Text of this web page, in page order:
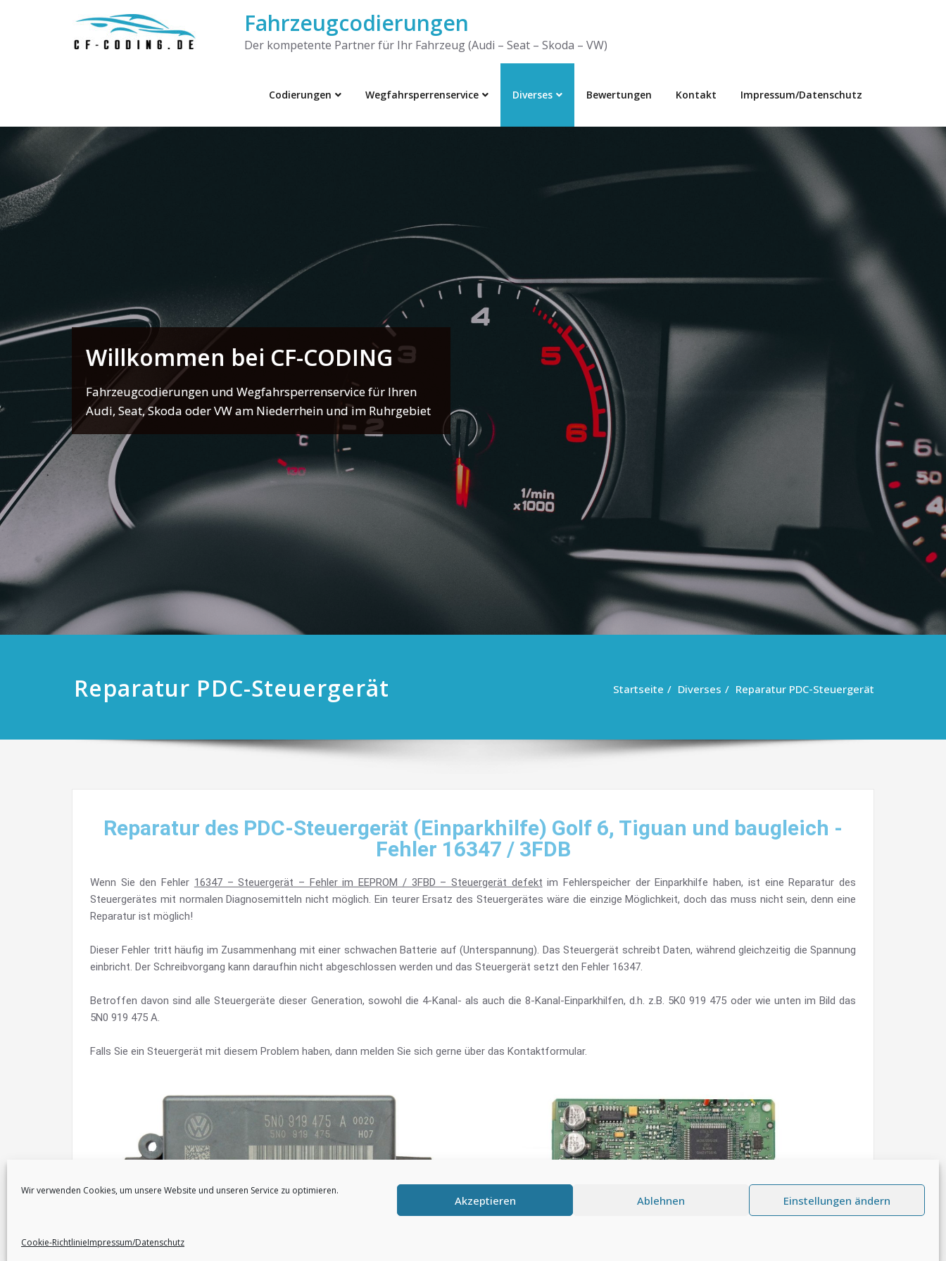
Wir verwenden Cookies, um unsere Website und unseren Service zu optimieren.
Akzeptieren Ablehnen Einstellungen ändern
Cookie-RichtlinieImpressum/Datenschutz
Fahrzeugcodierungen
Der kompetente Partner für Ihr Fahrzeug (Audi – Seat – Skoda – VW)
Codierungen Wegfahrsperrenservice Diverses Bewertungen Kontakt Impressum/Datenschutz
Willkommen bei CF-CODING
Fahrzeugcodierungen und Wegfahrsperrenservice für Ihren
Audi, Seat, Skoda oder VW am Niederrhein und im Ruhrgebiet
Reparatur PDC-Steuergerät Startseite Diverses Reparatur PDC-Steuergerät
Reparatur des PDC-Steuergerät (Einparkhilfe) Golf 6, Tiguan und baugleich -
Fehler 16347 / 3FDB
Wenn Sie den Fehler 16347 – Steuergerät – Fehler im EEPROM / 3FBD – Steuergerät defekt im Fehlerspeicher der Einparkhilfe haben, ist eine Reparatur des
Steuergerätes mit normalen Diagnosemitteln nicht möglich. Ein teurer Ersatz des Steuergerätes wäre die einzige Möglichkeit, doch das muss nicht sein, denn eine
Reparatur ist möglich!
Dieser Fehler tritt häufig im Zusammenhang mit einer schwachen Batterie auf (Unterspannung). Das Steuergerät schreibt Daten, während gleichzeitig die Spannung
einbricht. Der Schreibvorgang kann daraufhin nicht abgeschlossen werden und das Steuergerät setzt den Fehler 16347.
Betroffen davon sind alle Steuergeräte dieser Generation, sowohl die 4-Kanal- als auch die 8-Kanal-Einparkhilfen, d.h. z.B. 5K0 919 475 oder wie unten im Bild das
5N0 919 475 A.
Falls Sie ein Steuergerät mit diesem Problem haben, dann melden Sie sich gerne über das Kontaktformular.